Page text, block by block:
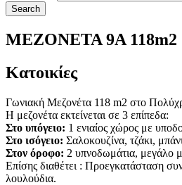
Search
ΜΕΖΟΝΕΤΑ 9Α 118m2
Κατοικίες
Γωνιακή Μεζονέτα 118 m2 στο
Η μεζονέτα εκτείνεται σε 3 επίπεδα:
Στο υπόγειο: 1 ενιαίος χώρος με
Στο ισόγειο: Σαλοκουζίνα, τζάκι,
Στον όροφο: 2 υπνοδωμάτια, μεγάλο
Επίσης διαθέτει : Προεγκατάσταση
λουλούδια.